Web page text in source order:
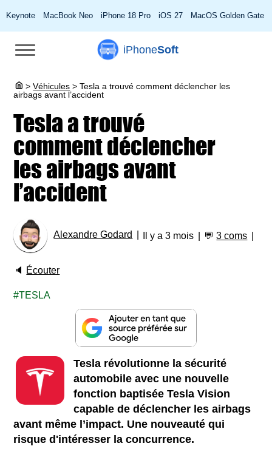
Keynote MacBook Neo iPhone 18 Pro iOS 27 MacOS Golden Gate
iPhoneSoft
> Véhicules > Tesla a trouvé comment déclencher les
airbags avant l’accident
Tesla a trouvé
comment déclencher
les airbags avant
l’accident
Alexandre Godard Il y a 3 mois 💬3 coms
🔈 Écouter
TESLA
Tesla révolutionne la sécurité
automobile avec une nouvelle
fonction baptisée Tesla Vision
capable de déclencher les airbags
avant même l’impact. Une nouveauté qui
risque d'intéresser la concurrence.